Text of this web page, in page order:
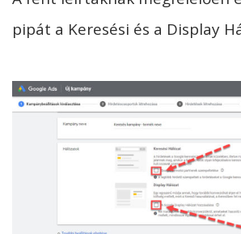
pipát a Keresési és a Display